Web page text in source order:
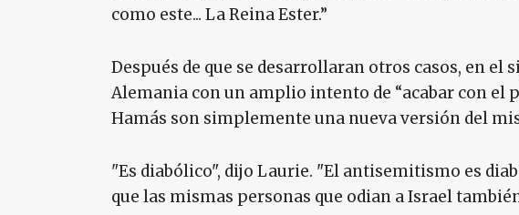
como este... La Reina Ester.”
Después de que se desarrollaran otros casos, en el
Alemania con un amplio intento de “acabar con el
Hamás son simplemente una nueva versión del
"Es diabólico", dijo Laurie. "El antisemitismo es
que las mismas personas que odian a Israel